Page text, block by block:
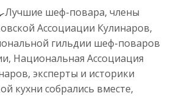
Лучшие шеф-повара, члены
Ассоциации Кулинаров,
гильдии шеф-поваров
Национальная Ассоциация
эксперты и историки
кухни собрались вместе,